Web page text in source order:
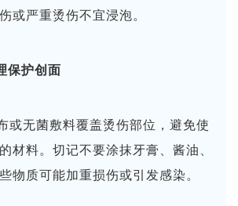
或严重烫伤不宜浸泡。
护创面
或无菌敷料覆盖烫伤部位，避免使
材料。切记不要涂抹牙膏、酱油、
物质可能加重损伤或引发感染。